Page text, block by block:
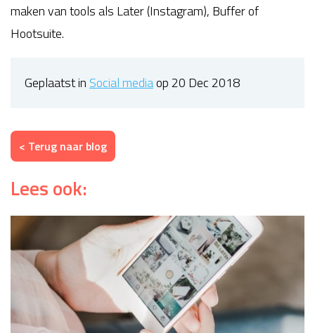
maken van tools als Later (Instagram), Buffer of
Hootsuite.
Geplaatst in Social mediaop 20 Dec 2018
< Terug naar blog
Lees ook: